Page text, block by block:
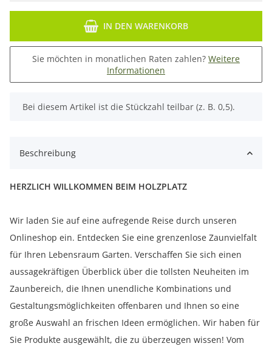
IN DEN WARENKORB
Sie möchten in monatlichen Raten zahlen? Weitere
Informationen
x
Bei diesem Artikel ist die Stückzahl teilbar (z. B. 0,5).
Beschreibung
HERZLICH WILLKOMMEN BEIM HOLZPLATZ
Wir laden Sie auf eine aufregende Reise durch unseren
Onlineshop ein. Entdecken Sie eine grenzenlose Zaunvielfalt
für Ihren Lebensraum Garten. Verschaffen Sie sich einen
aussagekräftigen Überblick über die tollsten Neuheiten im
Zaunbereich, die Ihnen unendliche Kombinations und
Gestaltungsmöglichkeiten offenbaren und Ihnen so eine
große Auswahl an frischen Ideen ermöglichen. Wir haben für
Sie Produkte ausgewählt, die zu überzeugen wissen! Vom